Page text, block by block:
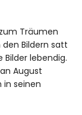
Träumen
Bildern satt
lebendig.
August
in seinen